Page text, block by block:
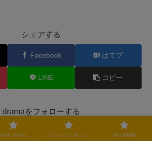
シェアする
Facebook はてブ
LINE コピー
dramaをフォローする
お問い合わせ プライバシーポリシー 運営者情報